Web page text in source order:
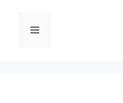
فهرست